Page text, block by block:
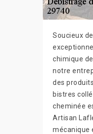
Soucieux
chimique
notre
des
bistres
cheminée
Artisan
mécanique